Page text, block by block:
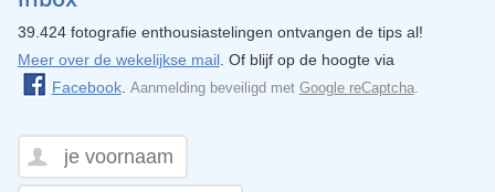
39.424 fotografie enthousiastelingen ontvangen de tips al!
Meer over de wekelijkse mail. Of blijf op de hoogte via
Facebook. Aanmelding beveiligd met Google reCaptcha.